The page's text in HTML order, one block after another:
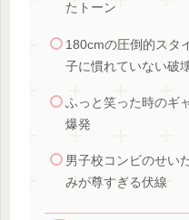
たトーン
180cmの圧倒的スタ
子に慣れていない破
ふっと笑った時のギ
爆発
男子校コンビのせい
みが尊すぎる伏線